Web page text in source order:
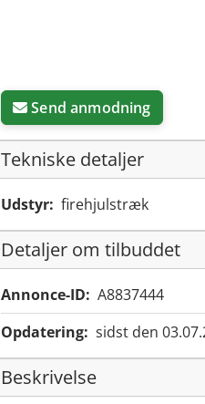
Send anmodning
Tekniske detaljer
Udstyr: firehjulstræk
Detaljer om tilbuddet
Annonce-ID: A8837444
Opdatering: sidst den
Beskrivelse